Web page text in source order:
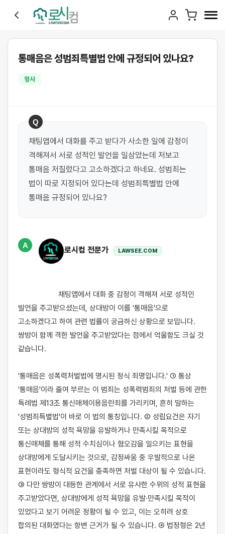
통매음은 성범죄특별법 안에 규정되어 있나요?
형사
Q
채팅앱에서 대화를 주고 받다가 사소한 일에 감정이
격해져서 서로 성적인 발언을 일삼았는데 저보고
통매음 저질렀다고 고소하겠다고 하네요. 성범죄는
법이 따로 지정되어 있다는데 성범죄특별법 안에
A
로시컴 전문가 LAWSEE.COM
발언을 주고받으셨는데, 상대방이 이를 '통매음'으로
고소하겠다고 하여 관련 법률이 궁금하신 상황으로 보입니다.
쌍방이 함께 격한 발언을 주고받았다는 점에서 억울함도 크실 것
같습니다.
'통매음은 성폭력처벌법에 명시된 정식 죄명입니다.' ① 통상
'통매음'이라 줄여 부르는 이 범죄는 성폭력범죄의 처벌 등에 관한
특례법 제13조 통신매체이용음란죄를 가리키며, 흔히 말하는
'성범죄특별법'이 바로 이 법의 통칭입니다. ② 성립요건은 자기
또는 상대방의 성적 욕망을 유발하거나 만족시킬 목적으로
통신매체를 통해 성적 수치심이나 혐오감을 일으키는 표현을
상대방에게 도달시키는 것으로, 감정싸움 중 우발적으로 나온
표현이라도 형식적 요건을 충족하면 처벌 대상이 될 수 있습니다.
③ 다만 쌍방이 대등한 관계에서 서로 유사한 수위의 성적 표현을
주고받았다면, 상대방에게 성적 욕망을 유발·만족시킬 목적이
있었다고 보기 어려운 정황이 될 수 있고, 이는 오히려 상호
합의된 대화였다는 항변 근거가 될 수 있습니다. ④ 법정형은 2년